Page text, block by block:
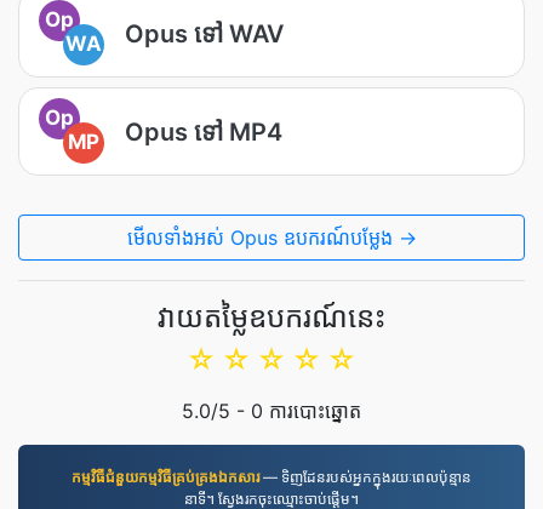
Op
WA
Opus ទៅ WAV
Op
MP
Opus ទៅ MP4
មើលទាំងអស់ Opus ឧបករណ៍បម្លែង →
វាយតម្លៃឧបករណ៍នេះ
☆
☆
☆
☆
☆
5.0/5 - 0 ការបោះឆ្នោត
កម្មវិធី​ជំនួយ​កម្មវិធី​គ្រប់គ្រង​ឯកសារ— ទិញដែនរបស់អ្នកក្នុងរយៈពេលប៉ុន្មាន
នាទី។ ស្វែងរកចុះឈ្មោះចាប់ផ្តើម។